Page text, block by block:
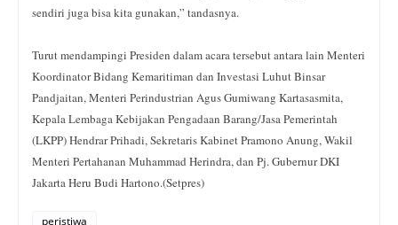
sendiri juga bisa kita gunakan,” tandasnya.
Turut mendampingi Presiden dalam acara tersebut antara lain Menteri
Koordinator Bidang Kemaritiman dan Investasi Luhut Binsar
Pandjaitan, Menteri Perindustrian Agus Gumiwang Kartasasmita,
Kepala Lembaga Kebijakan Pengadaan Barang/Jasa Pemerintah
(LKPP) Hendrar Prihadi, Sekretaris Kabinet Pramono Anung, Wakil
Menteri Pertahanan Muhammad Herindra, dan Pj. Gubernur DKI
Jakarta Heru Budi Hartono.(Setpres)
peristiwa